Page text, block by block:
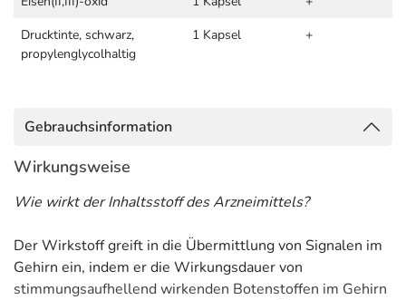
Drucktinte, schwarz,
propylenglycolhaltig
1 Kapsel +
Gebrauchsinformation
Wirkungsweise
Wie wirkt der Inhaltsstoff des Arzneimittels?
Der Wirkstoff greift in die Übermittlung von Signalen im
Gehirn ein, indem er die Wirkungsdauer von
stimmungsaufhellend wirkenden Botenstoffen im Gehirn